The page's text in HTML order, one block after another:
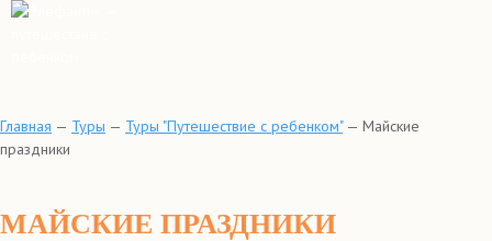
Главная — Туры — Туры "Путешествие с ребенком"— Майские
праздники
МАЙСКИЕ ПРАЗДНИКИ